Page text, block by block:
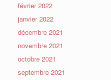
février 2022
janvier 2022
décembre 2021
novembre 2021
octobre 2021
septembre 2021